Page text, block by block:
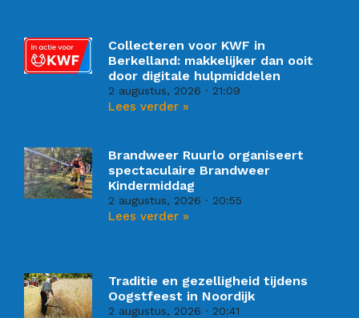
Collecteren voor KWF in
Berkelland: makkelijker dan ooit
door digitale hulpmiddelen
2 augustus, 2026 21:09
Lees verder »
Brandweer Ruurlo organiseert
spectaculaire Brandweer
Kindermiddag
2 augustus, 2026 20:55
Lees verder »
Traditie en gezelligheid tijdens
Oogstfeest in Noordijk
2 augustus, 2026 20:41